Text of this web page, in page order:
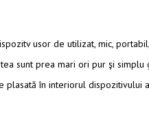
usor de utilizat, mic,
sunt prea mari ori pur şi
plasată în interiorul dispozitivului